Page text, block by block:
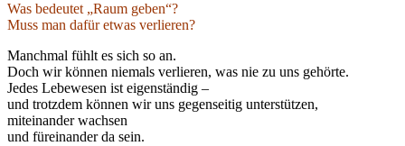
Was bedeutet „Raum geben“?
Muss man dafür etwas verlieren?
Manchmal fühlt es sich so an.
Doch wir können niemals verlieren, was nie zu uns gehörte.
Jedes Lebewesen ist eigenständig –
und trotzdem können wir uns gegenseitig unterstützen,
miteinander wachsen
und füreinander da sein.